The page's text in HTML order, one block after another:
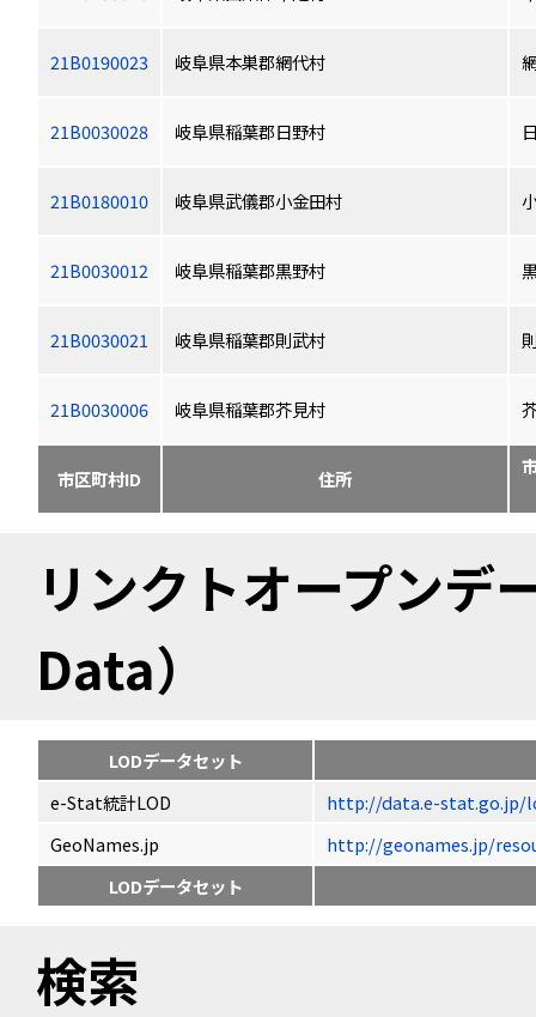
21B0190023 岐阜県本巣郡網代村
21B0030028 岐阜県稲葉郡日野村
21B0180010 岐阜県武儀郡小金田村
21B0030012 岐阜県稲葉郡黒野村
21B0030021 岐阜県稲葉郡則武村
21B0030006 岐阜県稲葉郡芥見村
市区町村ID 住所
リンクトオープン
Data）
LODデータセット
e-Stat統計LOD
http://data.e-stat.go.jp/
GeoNames.jp
http://geonames.jp/
LODデータセット
検索